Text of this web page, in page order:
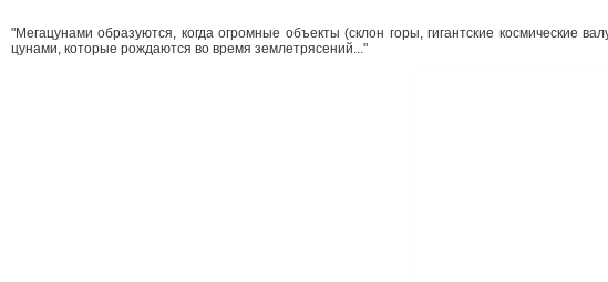
"Мегацунами образуются, когда огромные объекты (склон горы, гигантские
цунами, которые рождаются во время землетрясений..."